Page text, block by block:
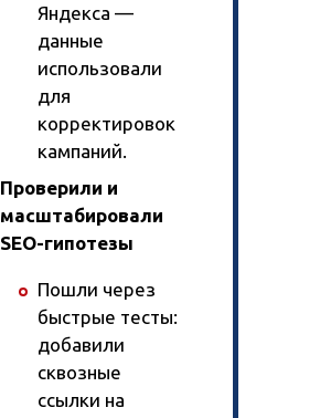
Яндекса —
данные
использовали
для
корректировок
кампаний.
Проверили и
масштабировали
SEO-гипотезы
Пошли через
быстрые тесты:
добавили
сквозные
ссылки на